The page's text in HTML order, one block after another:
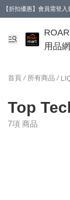
【折扣優惠】會員需登
【會員禮遇】會員消費
用品
首頁 / 所有商品 /
Top
7項 商品